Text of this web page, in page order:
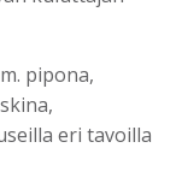
pipona,
eri tavoilla